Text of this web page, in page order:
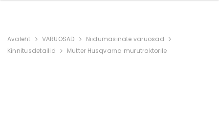
Avaleht VARUOSAD
Niidumasinate varuosad
Kinnitusdetailid
Mutter Husqvarna murutraktorile